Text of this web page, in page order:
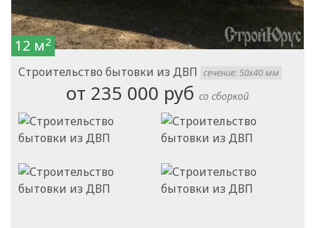
Строительство бытовки из ДВП сечение: 50х40 мм
12 м2
от 235 000 руб со сборкой